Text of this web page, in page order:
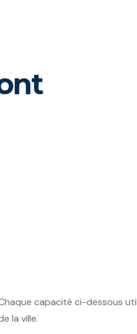
capacité ci-dessous
la ville.